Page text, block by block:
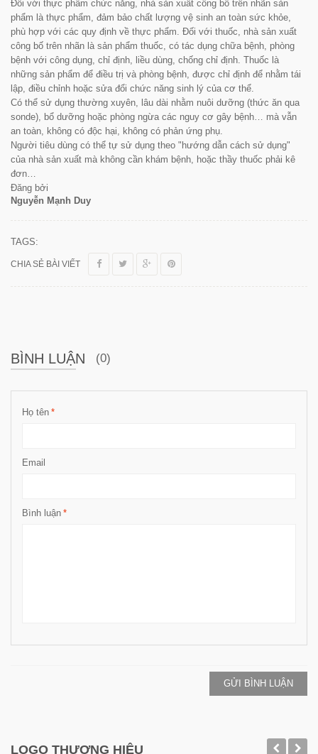
Đối với thực phẩm chức năng, nhà sản xuất công bố trên nhãn sản
phẩm là thực phẩm, đảm bảo chất lượng vệ sinh an toàn sức khỏe,
phù hợp với các quy định về thực phẩm. Đối với thuốc, nhà sản xuất
công bố trên nhãn là sản phẩm thuốc, có tác dụng chữa bệnh, phòng
bệnh với công dụng, chỉ định, liều dùng, chống chỉ định. Thuốc là
những sản phẩm để điều trị và phòng bệnh, được chỉ định để nhằm tái
lập, điều chỉnh hoặc sửa đổi chức năng sinh lý của cơ thể.
Có thể sử dụng thường xuyên, lâu dài nhằm nuôi dưỡng (thức ăn qua
sonde), bổ dưỡng hoặc phòng ngừa các nguy cơ gây bệnh… mà vẫn
an toàn, không có độc hại, không có phản ứng phụ.
Người tiêu dùng có thể tự sử dụng theo "hướng dẫn cách sử dụng"
của nhà sản xuất mà không cần khám bệnh, hoặc thầy thuốc phải kê
đơn…
Đăng bởi
Nguyễn Mạnh Duy
TAGS:
CHIA SẺ BÀI VIẾT
BÌNH LUẬN (0)
*
Họ tên
Email
*
Bình luận
GỬI BÌNH LUẬN
LOGO THƯƠNG HIỆU